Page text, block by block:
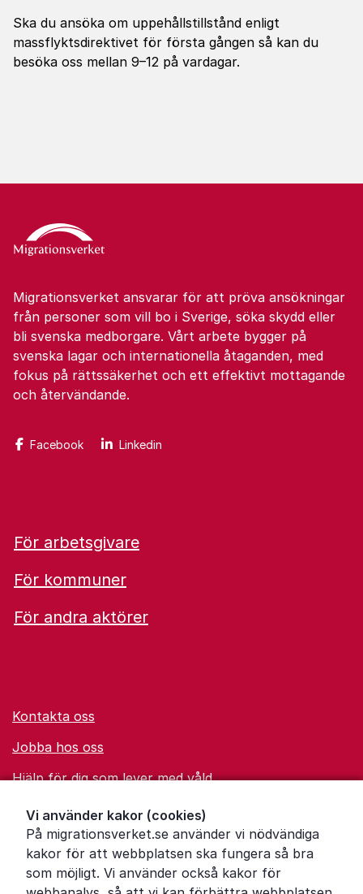
Vi använder kakor (cookies)
På migrationsverket.se använder vi nödvändiga
kakor för att webbplatsen ska fungera så bra
som möjligt. Vi använder också kakor för
Ska du ansöka om uppehållstillstånd enligt
massflyktsdirektivet för första gången så kan du
besöka oss mellan 9–12 på vardagar.
Migrationsverket ansvarar för att pröva ansökningar
från personer som vill bo i Sverige, söka skydd eller
bli svenska medborgare. Vårt arbete bygger på
svenska lagar och internationella åtaganden, med
fokus på rättssäkerhet och ett effektivt mottagande
och återvändande.
Facebook Linkedin
För arbetsgivare
För kommuner
För andra aktörer
Kontakta oss
Jobba hos oss
Hjälp för dig som lever med våld
Ordförklaringar
Om Migrationsverket
Pressrum